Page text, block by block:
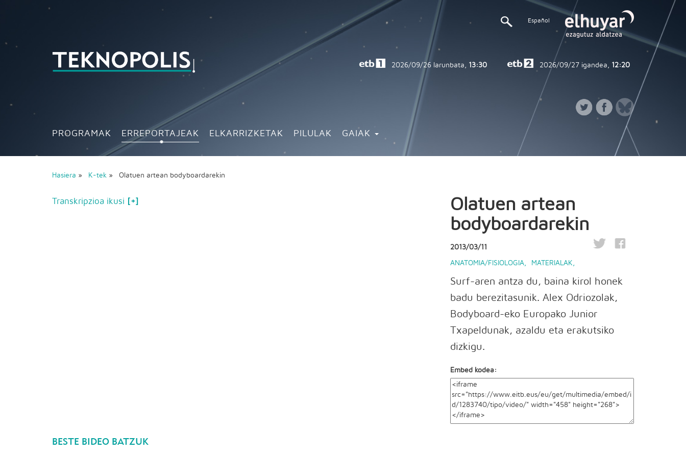
Español
PROGRAMAK ERREPORTAJEAK ELKARRIZKETAK PILULAK GAIAK
2026/09/26 larunbata, 13:30 2026/09/27 igandea, 12:20
Hasiera » K-tek » Olatuen artean bodyboardarekin
Transkripzioa ikusi [+]
Olatuen artean
bodyboardarekin
2013/03/11
ANATOMIA/FISIOLOGIA, MATERIALAK,
Surf-aren antza du, baina kirol honek
badu berezitasunik. Alex Odriozolak,
Bodyboard-eko Europako Junior
Txapeldunak, azaldu eta erakutsiko
dizkigu.
Embed kodea:
BESTE BIDEO BATZUK